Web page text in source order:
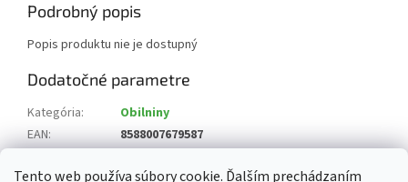
Tento web používa súbory cookie. Ďalším prechádzaním
Podrobný popis
Popis produktu nie je dostupný
Dodatočné parametre
Kategória:
Obilniny
EAN:
8588007679587